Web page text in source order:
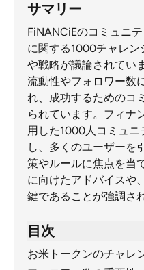
サマリー
FiNANCiEのコミュニ
に関する1000チャレ
や戦略が議論されてい
流動性やフォロワー数
れ、成功するためのコ
られています。フィナ
用した1000人コミュ
し、多くのユーザーを
策やルールに焦点を当
に向けたアドバイスや
鍵であることが強調さ
目次
お米トークンのチャレ